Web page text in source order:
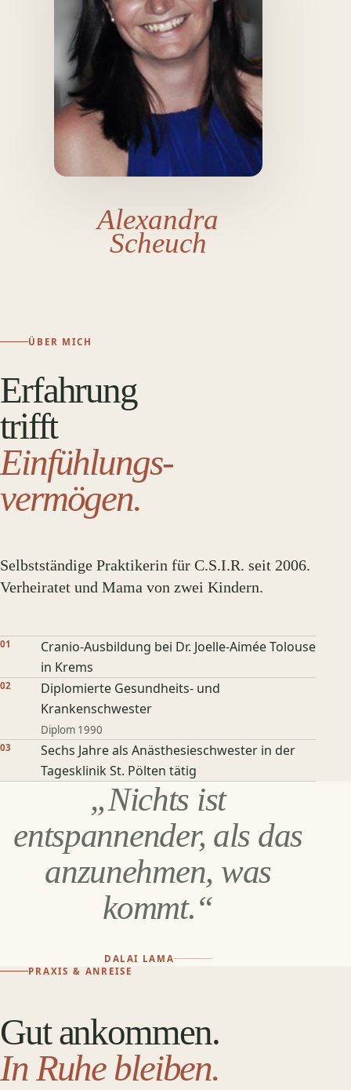
Alexandra
Scheuch
ÜBER MICH
Erfahrung
trifft
Einfühlungs­
vermögen.
Selbstständige Praktikerin für C.S.I.R. seit 2006.
Verheiratet und Mama von zwei Kindern.
01
Cranio-Ausbildung bei Dr. Joelle-Aimée Tolouse
in Krems
02
Diplomierte Gesundheits- und
Krankenschwester
Diplom 1990
03
Sechs Jahre als Anästhesieschwester in der
Tagesklinik St. Pölten tätig
„Nichts ist
entspannender, als das
anzunehmen, was
kommt.“
DALAI LAMA
PRAXIS & ANREISE
Gut ankommen.
In Ruhe bleiben.